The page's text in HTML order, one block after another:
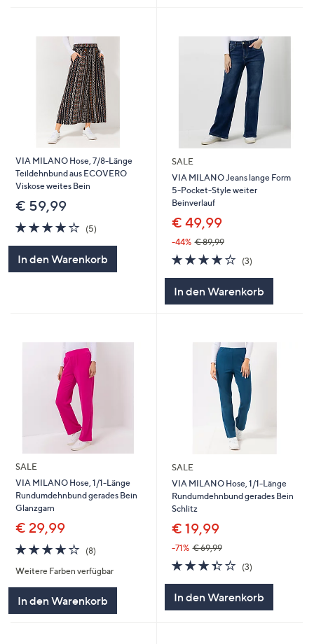
VIA MILANO Hose, 7/8-Länge
Teildehnbund aus ECOVERO
Viskose weites Bein
€ 59,99
4.0
von
(5)
In den Warenkorb
SALE
VIA MILANO Jeans lange Form
5-Pocket-Style weiter
Beinverlauf
€ 49,99
-44% € 89,99
3.7
von
5
(3)
In den Warenkorb
SALE
VIA MILANO Hose, 1/1-Länge
Rundumdehnbund gerades Bein
Glanzgarn
€ 29,99
3.6
von
5
(8)
Weitere Farben verfügbar
In den Warenkorb
SALE
VIA MILANO Hose, 1/1-Länge
Rundumdehnbund gerades Bein
Schlitz
€ 19,99
-71% € 69,99
3.3
von
5
(3)
In den Warenkorb